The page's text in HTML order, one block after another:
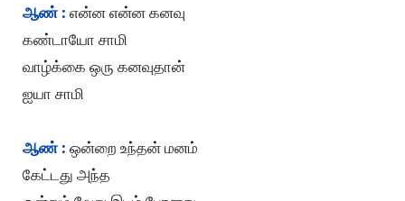
ஆண் : என்ன என்ன கனவு
கண்டாயோ சாமி
வாழ்க்கை ஒரு கனவுதான்
ஐயா சாமி
ஆண் : ஒன்றை உந்தன் மனம்
கேட்டது அந்த